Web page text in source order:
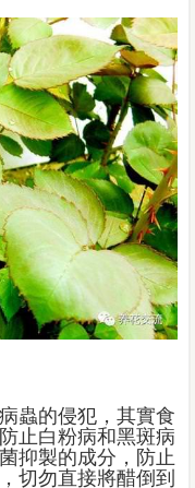
蟲的侵犯，其實食
止白粉病和黑斑病
抑製的成分，防止
切勿直接將醋倒到